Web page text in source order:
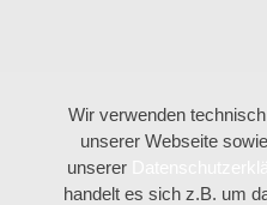
Wir verwenden
unserer Webseite
unserer
handelt es sich z.B. um